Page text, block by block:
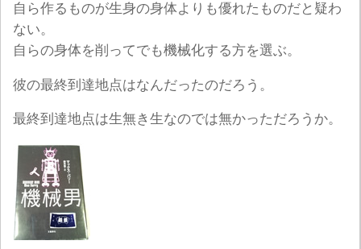
自ら作るものが生身の身体よりも優れたものだと疑わ
ない。
自らの身体を削ってでも機械化する方を選ぶ。
彼の最終到達地点はなんだったのだろう。
最終到達地点は生無き生なのでは無かっただろうか。